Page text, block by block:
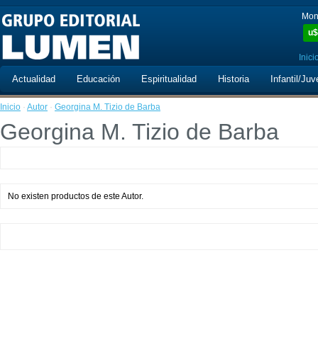
u$
Actualidad Educación Espiritualidad Historia Infantil/
Inicio · Autor · Georgina M. Tizio de Barba
Georgina M. Tizio de Barba
No existen productos de este Autor.